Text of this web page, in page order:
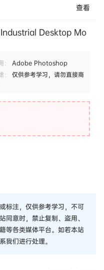
查看
Industrial Desktop Mo
：
Adobe Photoshop
：
仅供参考学习，请勿直接商
标注，仅供参考学习，不可
同意时，禁止复制、盗用、
等各类媒体平台。如若本站
我们进行处理。